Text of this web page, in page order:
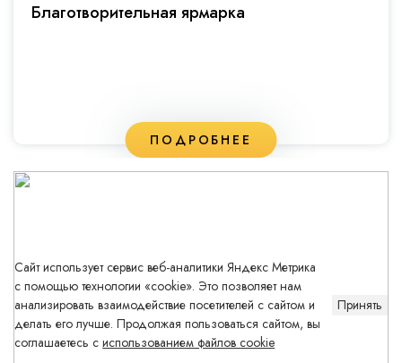
Благотворительная ярмарка
ПОДРОБНЕЕ
Сайт использует сервис веб-аналитики Яндекс Метрика
с помощью технологии «cookie». Это позволяет нам
анализировать взаимодействие посетителей с сайтом и
делать его лучше. Продолжая пользоваться сайтом, вы
соглашаетесь сиспользованием файлов cookie
Принять